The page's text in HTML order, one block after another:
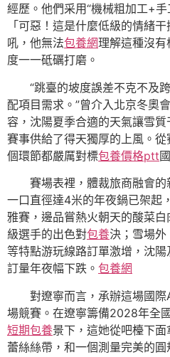
經歷。他們采用“機械粗加工+
「可惡！這是什麼低級的情緒
吼，他無法包養網理解這種沒
度一一砥礪打磨。
“跳臺的坡度誤差不克不及
配項目需求。”曾介入北京冬奧
容，沈陽夏季合適的天氣讓雪
賽事供給了得天獨厚的上風。
個環節都嚴厲對標包養價格ptt
賽場表裡，體裁旅商融會的
一口直徑達4米的年夜鍋已架起
雅賽，邊品嘗熱火朝天的酸菜白
級選手的出色對包養決；雪場外
等特點游玩線路訂單激增，沈陽
訂量年夜幅下跌。 包養網
對遼寧而言，承辦這場國
場競賽。在遼寧籌備2028年全
短期包養景下，這她從吧檯下
蕾絲絲帶，和一個測量完美的